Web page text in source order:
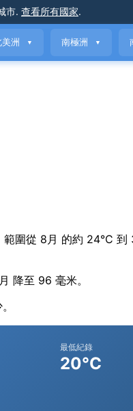
市. 查看所有國家.
美洲 ▼ 南極洲 ▼
圍從 8月 的約 24°C 到
降至 96 毫米。
最低紀錄
20°C